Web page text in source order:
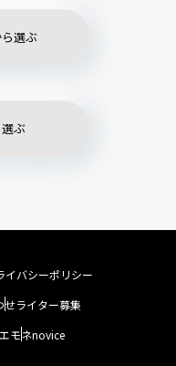
選ぶ
ぶ
イバシーポリシー
せライター募集
モネnovice